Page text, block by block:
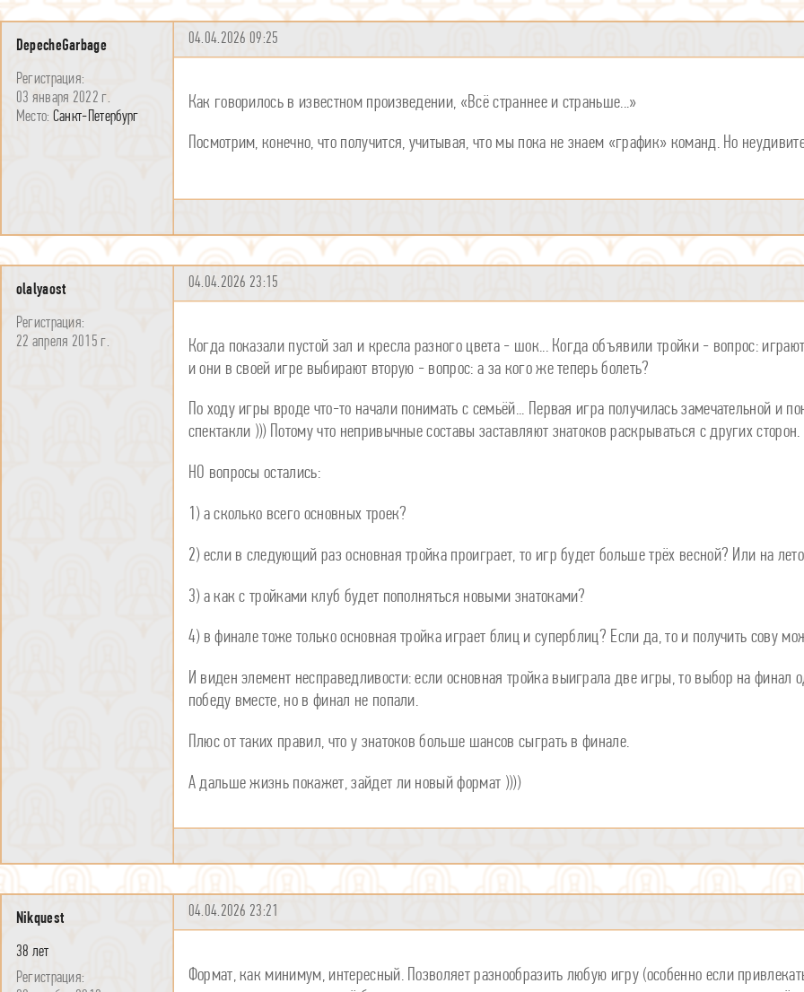
DepecheGarbage
03 января 2022 г.
Санкт-Петербург
04.04.2026 09:25
Как говорилось в известном произведении, «Всё страннее и страньше...»
Посмотрим, конечно, что получится, учитывая, что мы пока не знаем «график» команд. Но
olalyaost
22 апреля 2015 г.
04.04.2026 23:15
Когда показали пустой зал и кресла разного цвета - шок... Когда объявили тройки - вопрос:
и они в своей игре выбирают вторую - вопрос: а за кого же теперь болеть?
По ходу игры вроде что-то начали понимать с семьёй... Первая игра получилась замечательной и
спектакли ))) Потому что непривычные составы заставляют знатоков раскрываться с других сторон.
НО вопросы остались:
1) а сколько всего основных троек?
2) если в следующий раз основная тройка проиграет, то игр будет больше трёх весной? Или на
3) а как с тройками клуб будет пополняться новыми знатоками?
4) в финале тоже только основная тройка играет блиц и суперблиц? Если да, то и получить сову
И виден элемент несправедливости: если основная тройка выиграла две игры, то выбор на
победу вместе, но в финал не попали.
Плюс от таких правил, что у знатоков больше шансов сыграть в финале.
А дальше жизнь покажет, зайдет ли новый формат ))))
Nikquest
38 лет
04.04.2026 23:21
Формат, как минимум, интересный. Позволяет разнообразить любую игру (особенно если